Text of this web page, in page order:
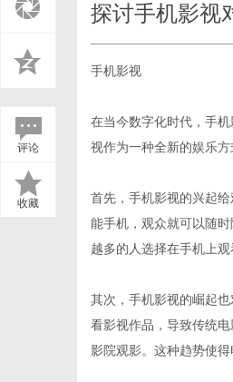
评论
收藏
探讨手机影视
手机影视
在当今数字化时代，手
视作为一种全新的娱乐
首先，手机影视的兴起
能手机，观众就可以随
越多的人选择在手机上
其次，手机影视的崛起
看影视作品，导致传统
影院观影。这种趋势使